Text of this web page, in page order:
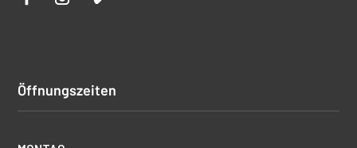
Öffnungszeiten